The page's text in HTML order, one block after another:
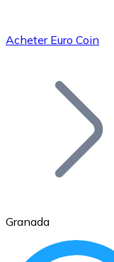
Bitcoin
Acheter Euro Coin
Granada